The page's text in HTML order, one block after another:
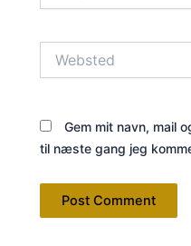
Gem mit navn, mail
til næste gang jeg